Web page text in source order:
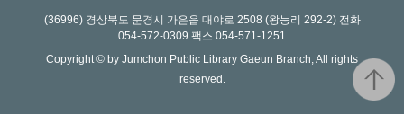
(36996) 경상북도 문경시 가은읍 대야로 2508 (왕능리 292-2) 전화
054-572-0309 팩스 054-571-1251
Copyright © by Jumchon Public Library Gaeun Branch, All rights
reserved.